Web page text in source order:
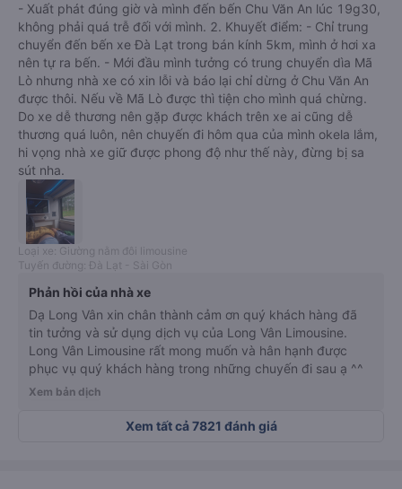
- Xuất phát đúng giờ và mình đến bến Chu Văn An lúc 19g30,
không phải quá trễ đối với mình. 2. Khuyết điểm: - Chỉ trung
chuyển đến bến xe Đà Lạt trong bán kính 5km, mình ở hơi xa
nên tự ra bến. - Mới đầu mình tưởng có trung chuyển dìa Mã
Lò nhưng nhà xe có xin lỗi và báo lại chỉ dừng ở Chu Văn An
được thôi. Nếu về Mã Lò được thì tiện cho mình quá chừng.
Do xe dễ thương nên gặp được khách trên xe ai cũng dễ
thương quá luôn, nên chuyến đi hôm qua của mình okela lắm,
hi vọng nhà xe giữ được phong độ như thế này, đừng bị sa
sút nha.
Loại xe: Giường nằm đôi limousine
Tuyến đường: Đà Lạt - Sài Gòn
Phản hồi của nhà xe
Dạ Long Vân xin chân thành cảm ơn quý khách hàng đã
tin tưởng và sử dụng dịch vụ của Long Vân Limousine.
Long Vân Limousine rất mong muốn và hân hạnh được
phục vụ quý khách hàng trong những chuyến đi sau ạ ^^
Xem bản dịch
Xem tất cả 7821 đánh giá